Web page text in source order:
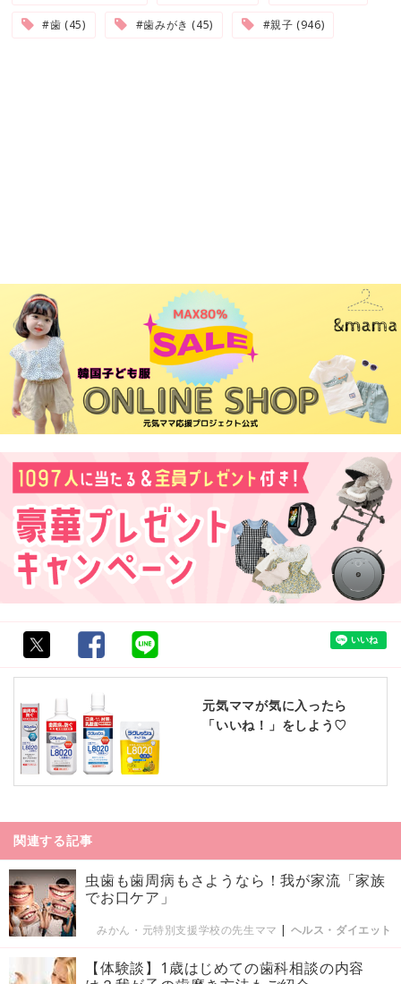
#歯 (45) #歯みがき (45) #親子 (946)
元気ママが気に入ったら
「いいね！」をしよう♡
関連する記事
虫歯も歯周病もさようなら！我が家流「家族
でお口ケア」
みかん・元特別支援学校の先生ママ | ヘルス・ダイエット
【体験談】1歳はじめての歯科相談の内容